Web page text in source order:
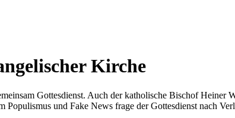
Kirche
Gottesdienst. Auch der katholische Bischof
und Fake News frage der Gottesdienst nach